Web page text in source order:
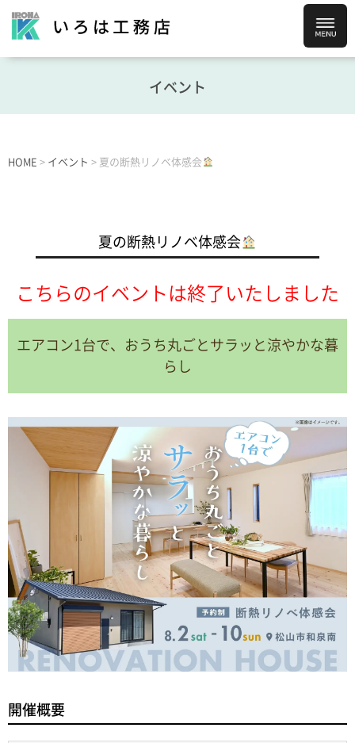
イベント
HOME > イベント > 夏の断熱リノベ体感会
夏の断熱リノベ体感会
こちらのイベントは終了いたしました
エアコン1台で、おうち丸ごとサラッと涼やかな暮
らし
開催概要